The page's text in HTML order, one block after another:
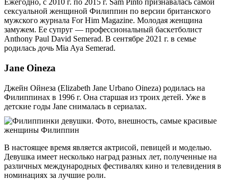
Ежегодно, с 2010 г. по 2015 г. Sam Pinto признавалась самой
сексуальной женщиной Филиппин по версии британского
мужского журнала For Him Magazine. Молодая женщина
замужем. Ее супруг — профессиональный баскетболист
Anthony Paul David Semerad. В сентябре 2021 г. в семье
родилась дочь Mia Aya Semerad.
Jane Oineza
Джейн Ойнеза (Elizabeth Jane Urbano Oineza) родилась на
Филиппинах в 1996 г. Она старшая из троих детей. Уже в
детские годы Jane снималась в сериалах.
В настоящее время является актрисой, певицей и моделью.
Девушка имеет несколько наград разных лет, полученные на
различных международных фестивалях кино и телевидения в
номинациях за лучшие роли.